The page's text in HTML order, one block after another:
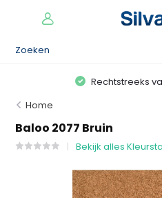
Rechtstreeks
Home
Baloo 2077 Bruin
Bekijk alles